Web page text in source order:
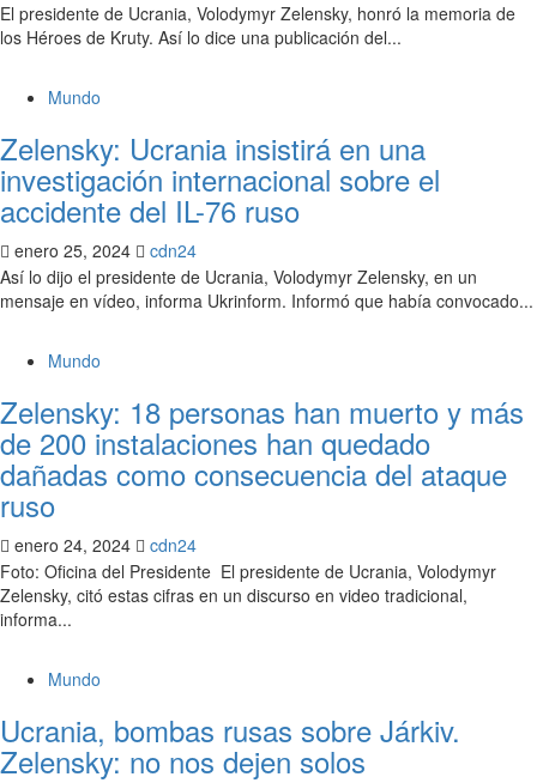
El presidente de Ucrania, Volodymyr Zelensky, honró la memoria de
los Héroes de Kruty. Así lo dice una publicación del...
Mundo
Zelensky: Ucrania insistirá en una
investigación internacional sobre el
accidente del IL-76 ruso
enero 25, 2024
cdn24
Así lo dijo el presidente de Ucrania, Volodymyr Zelensky, en un
mensaje en vídeo, informa Ukrinform. Informó que había convocado...
Mundo
Zelensky: 18 personas han muerto y más
de 200 instalaciones han quedado
dañadas como consecuencia del ataque
ruso
enero 24, 2024
cdn24
Foto: Oficina del Presidente El presidente de Ucrania, Volodymyr
Zelensky, citó estas cifras en un discurso en video tradicional,
informa...
Mundo
Ucrania, bombas rusas sobre Járkiv.
Zelensky: no nos dejen solos